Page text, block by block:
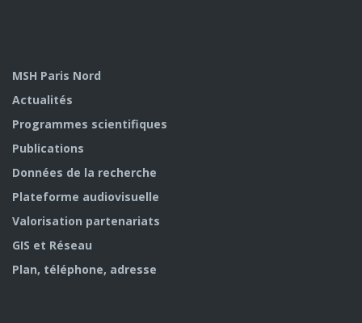
MSH Paris Nord
Actualités
Programmes scientifiques
Publications
Données de la recherche
Plateforme audiovisuelle
Valorisation partenariats
GIS et Réseau
Plan, téléphone, adresse